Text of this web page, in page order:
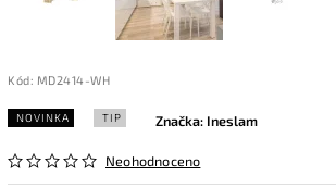
Kód: MD2414-WH
NOVINKA TIP
Neohodnoceno
Značka: Ineslam